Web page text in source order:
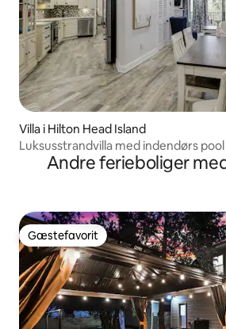
Villa i Hilton Head Island
Luksusstrandvilla med indendørs pool
Andre ferieboliger
Gæstefavorit
Gæstefavorit